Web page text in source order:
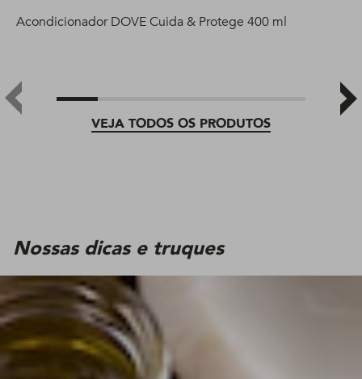
VEJA TODOS OS PRODUTOS
Acondicionador DOVE Cuida & Protege 400 ml
Nossas dicas e truques